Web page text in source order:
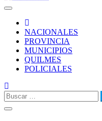
NACIONALES
PROVINCIA
MUNICIPIOS
QUILMES
POLICIALES
Buscar: